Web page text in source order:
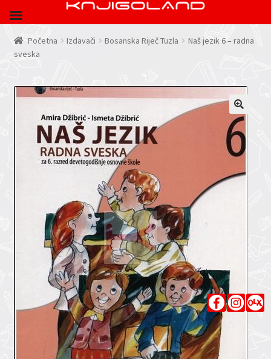
Početna Izdavači Bosanska Riječ Tuzla
Naš jezik 6 – radna
sveska